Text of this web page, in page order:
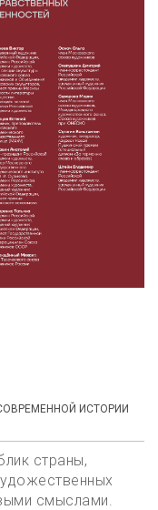
ИСТОРИИ
страны,
смыслами.